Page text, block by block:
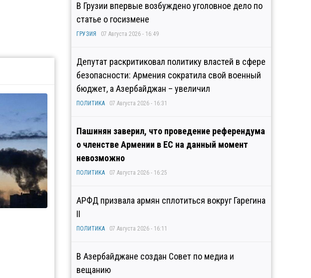
В Грузии впервые возбуждено уголовное дело по
статье о госизмене
ГРУЗИЯ 07 Августа 2026 - 16:49
Депутат раскритиковал политику властей в сфере
безопасности: Армения сократила свой военный
бюджет, а Азербайджан – увеличил
ПОЛИТИКА 07 Августа 2026 - 16:31
Пашинян заверил, что проведение референдума
о членстве Армении в ЕС на данный момент
невозможно
ПОЛИТИКА 07 Августа 2026 - 16:25
АРФД призвала армян сплотиться вокруг Гарегина
II
ПОЛИТИКА 07 Августа 2026 - 16:11
В Азербайджане создан Совет по медиа и
вещанию